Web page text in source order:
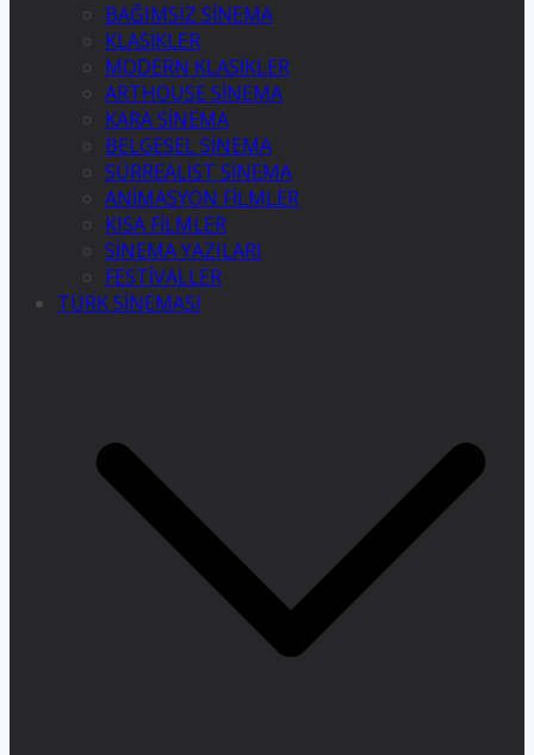
BAĞIMSIZ SİNEMA
KLASİKLER
MODERN KLASİKLER
ARTHOUSE SİNEMA
KARA SİNEMA
BELGESEL SİNEMA
SÜRREALİST SİNEMA
ANİMASYON FİLMLER
KISA FİLMLER
SİNEMA YAZILARI
FESTİVALLER
TÜRK SİNEMASI